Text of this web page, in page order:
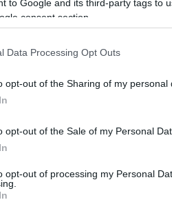
to Google and its third-party tags to
consent section.
Data Processing Opt Outs
opt-out of the Sharing of my personal
opt-out of the Sale of my Personal
opt-out of processing my Personal
hay un basural de ropa.
de prendas. Muchas tienen
hqUtmZER96
January 3, 2022